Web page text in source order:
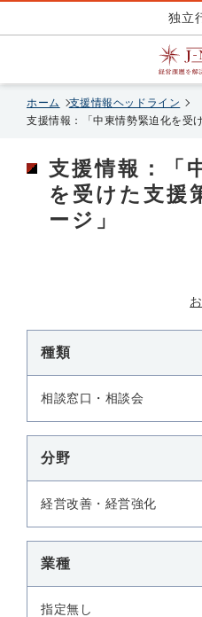
独立
ホーム
支援情報ヘッドライン
支援情報：「中東情勢緊迫化を受
支援情報：「
を受けた支
ージ」
種類
相談窓口・相談会
分野
経営改善・経営強化
業種
指定無し